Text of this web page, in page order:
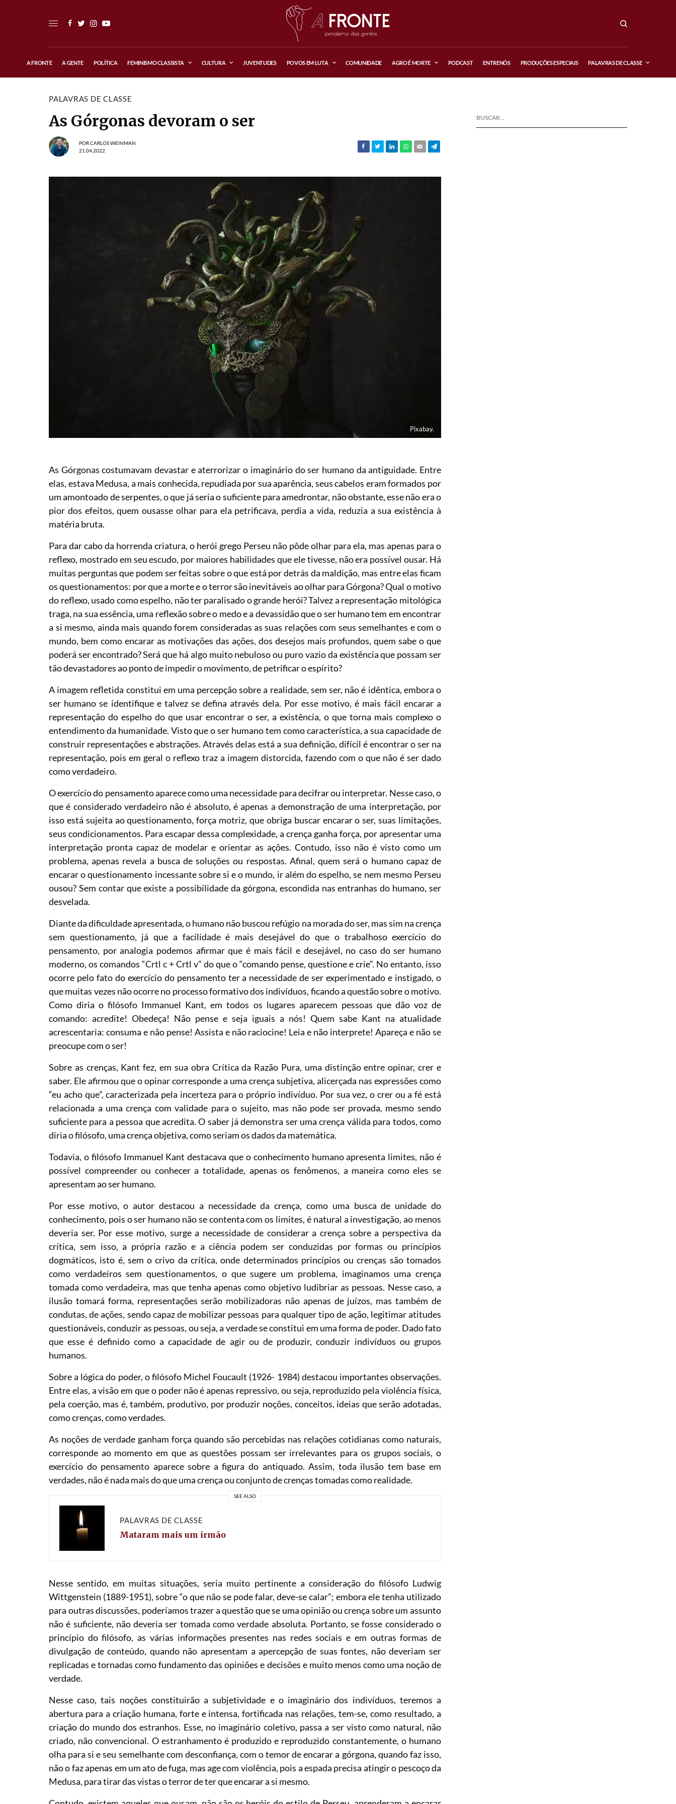
A FRONTE A GENTE POLÍTICA FEMINISMO CLASSISTA CULTURA JUVENTUDES POVOS EM LUTA COMUNIDADE AGRO É MORTE PODCAST ENTRENÓS PRODUÇÕES ESPECIAIS PALAVRAS DE CLASSE
PALAVRAS DE CLASSE
As Górgonas devoram o ser
PORCARLOS WEINMAN
21.04.2022
Pixabay.
As Górgonas costumavam devastar e aterrorizar o imaginário do ser humano da antiguidade. Entre
elas, estava Medusa, a mais conhecida, repudiada por sua aparência, seus cabelos eram formados por
um amontoado de serpentes, o que já seria o suficiente para amedrontar, não obstante, esse não era o
pior dos efeitos, quem ousasse olhar para ela petrificava, perdia a vida, reduzia a sua existência à
matéria bruta.
Para dar cabo da horrenda criatura, o herói grego Perseu não pôde olhar para ela, mas apenas para o
reflexo, mostrado em seu escudo, por maiores habilidades que ele tivesse, não era possível ousar. Há
muitas perguntas que podem ser feitas sobre o que está por detrás da maldição, mas entre elas ficam
os questionamentos: por que a morte e o terror são inevitáveis ao olhar para Górgona? Qual o motivo
do reflexo, usado como espelho, não ter paralisado o grande herói? Talvez a representação mitológica
traga, na sua essência, uma reflexão sobre o medo e a devassidão que o ser humano tem em encontrar
a si mesmo, ainda mais quando forem consideradas as suas relações com seus semelhantes e com o
mundo, bem como encarar as motivações das ações, dos desejos mais profundos, quem sabe o que
poderá ser encontrado? Será que há algo muito nebuloso ou puro vazio da existência que possam ser
tão devastadores ao ponto de impedir o movimento, de petrificar o espírito?
A imagem refletida constitui em uma percepção sobre a realidade, sem ser, não é idêntica, embora o
ser humano se identifique e talvez se defina através dela. Por esse motivo, é mais fácil encarar a
representação do espelho do que usar encontrar o ser, a existência, o que torna mais complexo o
entendimento da humanidade. Visto que o ser humano tem como característica, a sua capacidade de
construir representações e abstrações. Através delas está a sua definição, difícil é encontrar o ser na
representação, pois em geral o reflexo traz a imagem distorcida, fazendo com o que não é ser dado
como verdadeiro.
O exercício do pensamento aparece como uma necessidade para decifrar ou interpretar. Nesse caso, o
que é considerado verdadeiro não é absoluto, é apenas a demonstração de uma interpretação, por
isso está sujeita ao questionamento, força motriz, que obriga buscar encarar o ser, suas limitações,
seus condicionamentos. Para escapar dessa complexidade, a crença ganha força, por apresentar uma
interpretação pronta capaz de modelar e orientar as ações. Contudo, isso não é visto como um
problema, apenas revela a busca de soluções ou respostas. Afinal, quem será o humano capaz de
encarar o questionamento incessante sobre si e o mundo, ir além do espelho, se nem mesmo Perseu
ousou? Sem contar que existe a possibilidade da górgona, escondida nas entranhas do humano, ser
desvelada.
Diante da dificuldade apresentada, o humano não buscou refúgio na morada do ser, mas sim na crença
sem questionamento, já que a facilidade é mais desejável do que o trabalhoso exercício do
pensamento, por analogia podemos afirmar que é mais fácil e desejável, no caso do ser humano
moderno, os comandos “Crtl c + Crtl v” do que o “comando pense, questione e crie”. No entanto, isso
ocorre pelo fato do exercício do pensamento ter a necessidade de ser experimentado e instigado, o
que muitas vezes não ocorre no processo formativo dos indivíduos, ficando a questão sobre o motivo.
Como diria o filósofo Immanuel Kant, em todos os lugares aparecem pessoas que dão voz de
comando: acredite! Obedeça! Não pense e seja iguais a nós! Quem sabe Kant na atualidade
acrescentaria: consuma e não pense! Assista e não raciocine! Leia e não interprete! Apareça e não se
preocupe com o ser!
Sobre as crenças, Kant fez, em sua obra Crítica da Razão Pura, uma distinção entre opinar, crer e
saber. Ele afirmou que o opinar corresponde a uma crença subjetiva, alicerçada nas expressões como
“eu acho que”, caracterizada pela incerteza para o próprio indivíduo. Por sua vez, o crer ou a fé está
relacionada a uma crença com validade para o sujeito, mas não pode ser provada, mesmo sendo
suficiente para a pessoa que acredita. O saber já demonstra ser uma crença válida para todos, como
diria o filósofo, uma crença objetiva, como seriam os dados da matemática.
Todavia, o filósofo Immanuel Kant destacava que o conhecimento humano apresenta limites, não é
possível compreender ou conhecer a totalidade, apenas os fenômenos, a maneira como eles se
apresentam ao ser humano.
Por esse motivo, o autor destacou a necessidade da crença, como uma busca de unidade do
conhecimento, pois o ser humano não se contenta com os limites, é natural a investigação, ao menos
deveria ser. Por esse motivo, surge a necessidade de considerar a crença sobre a perspectiva da
crítica, sem isso, a própria razão e a ciência podem ser conduzidas por formas ou princípios
dogmáticos, isto é, sem o crivo da crítica, onde determinados princípios ou crenças são tomados
como verdadeiros sem questionamentos, o que sugere um problema, imaginamos uma crença
tomada como verdadeira, mas que tenha apenas como objetivo ludibriar as pessoas. Nesse caso, a
ilusão tomará forma, representações serão mobilizadoras não apenas de juízos, mas também de
condutas, de ações, sendo capaz de mobilizar pessoas para qualquer tipo de ação, legitimar atitudes
questionáveis, conduzir as pessoas, ou seja, a verdade se constitui em uma forma de poder. Dado fato
que esse é definido como a capacidade de agir ou de produzir, conduzir indivíduos ou grupos
humanos.
Sobre a lógica do poder, o filósofo Michel Foucault (1926- 1984) destacou importantes observações.
Entre elas, a visão em que o poder não é apenas repressivo, ou seja, reproduzido pela violência física,
pela coerção, mas é, também, produtivo, por produzir noções, conceitos, ideias que serão adotadas,
como crenças, como verdades.
As noções de verdade ganham força quando são percebidas nas relações cotidianas como naturais,
corresponde ao momento em que as questões possam ser irrelevantes para os grupos sociais, o
exercício do pensamento aparece sobre a figura do antiquado. Assim, toda ilusão tem base em
verdades, não é nada mais do que uma crença ou conjunto de crenças tomadas como realidade.
SEE ALSO
PALAVRAS DE CLASSE
Mataram mais um irmão
Nesse sentido, em muitas situações, seria muito pertinente a consideração do filósofo Ludwig
Wittgenstein (1889-1951), sobre “o que não se pode falar, deve-se calar”; embora ele tenha utilizado
para outras discussões, poderíamos trazer a questão que se uma opinião ou crença sobre um assunto
não é suficiente, não deveria ser tomada como verdade absoluta. Portanto, se fosse considerado o
princípio do filósofo, as várias informações presentes nas redes sociais e em outras formas de
divulgação de conteúdo, quando não apresentam a apercepção de suas fontes, não deveriam ser
replicadas e tornadas como fundamento das opiniões e decisões e muito menos como uma noção de
verdade.
Nesse caso, tais noções constituirão a subjetividade e o imaginário dos indivíduos, teremos a
abertura para a criação humana, forte e intensa, fortificada nas relações, tem-se, como resultado, a
criação do mundo dos estranhos. Esse, no imaginário coletivo, passa a ser visto como natural, não
criado, não convencional. O estranhamento é produzido e reproduzido constantemente, o humano
olha para si e seu semelhante com desconfiança, com o temor de encarar a górgona, quando faz isso,
não o faz apenas em um ato de fuga, mas age com violência, pois a espada precisa atingir o pescoço da
Medusa, para tirar das vistas o terror de ter que encarar a si mesmo.